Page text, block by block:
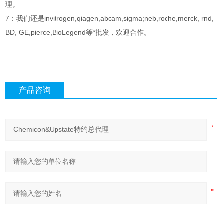
理。
7：我们还是invitrogen,qiagen,abcam,sigma;neb,roche,merck, rnd,
BD, GE,pierce,BioLegend等*批发，欢迎合作。
产品咨询